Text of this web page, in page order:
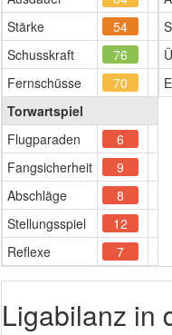
Stärke
54
Schusskraft
76
Fernschüsse
70
Torwartspiel
Flugparaden
6
Fangsicherheit
9
Abschläge
8
Stellungsspiel
12
Reflexe
7
Ligabilanz in